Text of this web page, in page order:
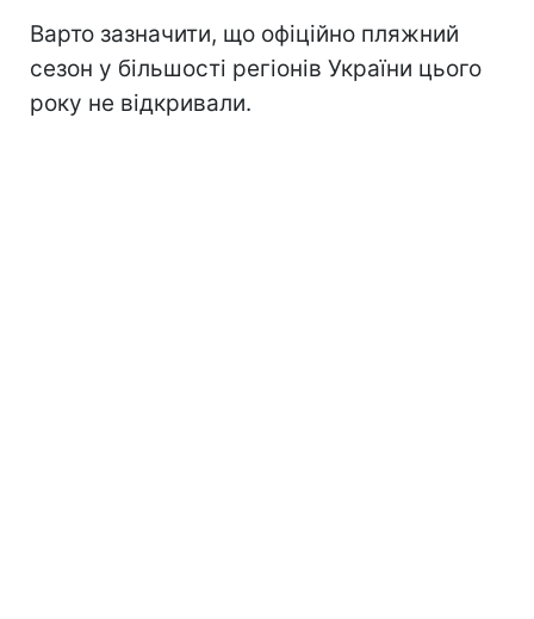
Варто зазначити, що офіційно пляжний
сезон у більшості регіонів України цього
року не відкривали.